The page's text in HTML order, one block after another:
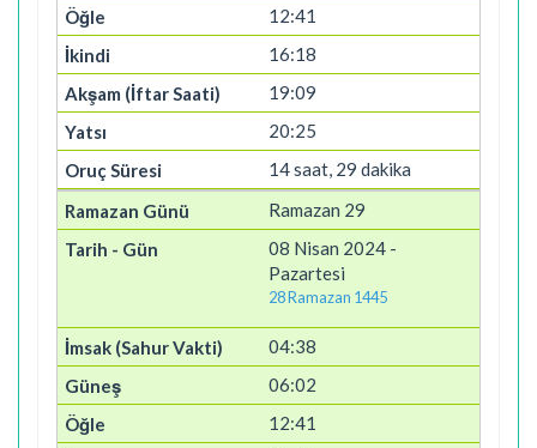
12:41
16:18
19:09
20:25
14 saat, 29 dakika
Ramazan 29
08 Nisan 2024 -
Pazartesi
28 Ramazan 1445
04:38
06:02
12:41